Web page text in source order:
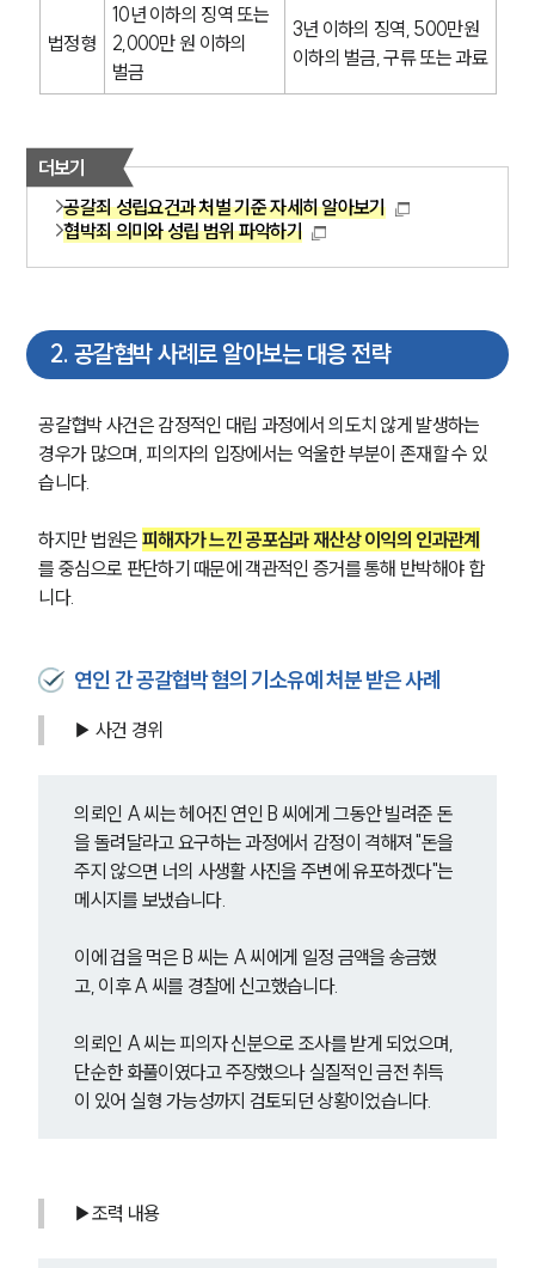
법정형
10년 이하의 징역 또는
2,000만 원 이하의
벌금
3년 이하의 징역, 500만원
이하의 벌금, 구류 또는 과료
더보기
공갈죄 성립요건과 처벌 기준 자세히 알아보기
협박죄 의미와 성립 범위 파악하기
2. 공갈협박 사례로 알아보는 대응 전략
공갈협박 사건은 감정적인 대립 과정에서 의도치 않게 발생하는
경우가 많으며, 피의자의 입장에서는 억울한 부분이 존재할 수 있
습니다.
하지만 법원은 피해자가 느낀 공포심과 재산상 이익의 인과관계
를 중심으로 판단하기 때문에 객관적인 증거를 통해 반박해야 합
니다.
연인 간 공갈협박 혐의 기소유예 처분 받은 사례
▶ 사건 경위
의뢰인 A 씨는 헤어진 연인 B 씨에게 그동안 빌려준 돈
을 돌려달라고 요구하는 과정에서 감정이 격해져 "돈을
주지 않으면 너의 사생활 사진을 주변에 유포하겠다"는
메시지를 보냈습니다.
이에 겁을 먹은 B 씨는 A 씨에게 일정 금액을 송금했
고, 이후 A 씨를 경찰에 신고했습니다.
의뢰인 A 씨는 피의자 신분으로 조사를 받게 되었으며,
단순한 화풀이였다고 주장했으나 실질적인 금전 취득
이 있어 실형 가능성까지 검토되던 상황이었습니다.
▶조력 내용